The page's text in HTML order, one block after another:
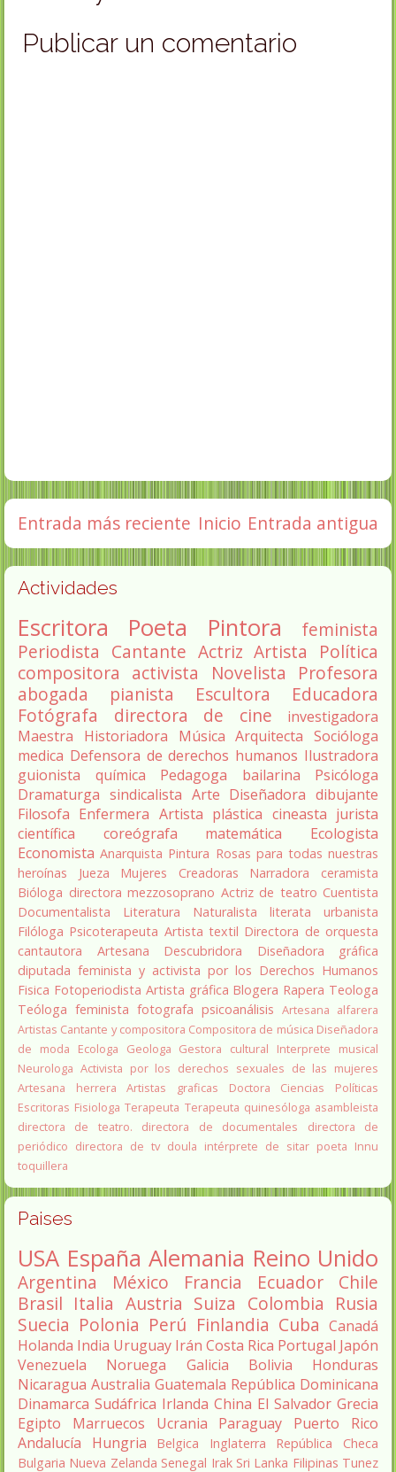
Publicar un comentario
Entrada más reciente Entrada antigua
Inicio
Actividades
Escritora Poeta Pintora
feminista
Periodista Cantante Actriz Artista
Política
compositora activista Novelista
Profesora
abogada
pianista Escultora
Educadora
Fotógrafa
directora de cine
investigadora
Maestra
Historiadora Música Arquitecta Socióloga
medica Defensora de derechos humanos Ilustradora
guionista
química Pedagoga bailarina
Psicóloga
Dramaturga sindicalista Arte Diseñadora dibujante
Filosofa Enfermera Artista plástica cineasta jurista
científica
coreógrafa matemática
Ecologista
Economista Anarquista Pintura Rosas para todas nuestras
heroínas
Jueza Mujeres Creadoras Narradora
ceramista
Bióloga directora mezzosoprano Actriz de teatro Cuentista
Documentalista
Literatura Naturalista literata
urbanista
Filóloga Psicoterapeuta Artista textil Directora de orquesta
cantautora
Artesana Descubridora
Diseñadora gráfica
diputada feminista y activista por los Derechos Humanos
Fisica Fotoperiodista Artista gráfica Blogera Rapera Teologa
Teóloga feminista fotografa psicoanálisis Artesana alfarera
Artistas Cantante y compositora Compositora de música Diseñadora
de moda
Ecologa Geologa Gestora cultural
Interprete musical
Neurologa Activista por los derechos sexuales de las mujeres
Artesana herrera
Artistas graficas
Doctora Ciencias Políticas
Escritoras Fisiologa Terapeuta Terapeuta quinesóloga asambleista
directora de teatro.
directora de documentales
directora de
periódico directora de tv doula intérprete de sitar poeta Innu
toquillera
Paises
USA España Alemania Reino Unido
Argentina México Francia Ecuador
Chile
Brasil Italia Austria Suiza Colombia Rusia
Suecia Polonia Perú Finlandia Cuba Canadá
Holanda India Uruguay Irán Costa Rica Portugal Japón
Venezuela
Noruega Galicia Bolivia
Honduras
Nicaragua Australia Guatemala República Dominicana
Dinamarca Sudáfrica Irlanda China El Salvador Grecia
Egipto
Marruecos Ucrania Paraguay
Puerto Rico
Andalucía
Hungria Belgica Inglaterra
República Checa
Bulgaria Nueva Zelanda Senegal Irak Sri Lanka Filipinas Tunez